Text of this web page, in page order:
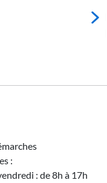
:
: de 8h à 17h